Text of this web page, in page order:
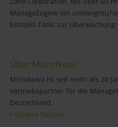
ManageEngine ein
Echtzeit-Tools zur Überwachung
Über MicroNova
MicroNova ist seit mehr als 20
Vertriebspartner für die
Deutschland.
» Unsere Partner